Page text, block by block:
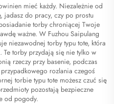
mieć każdy. Niezależnie od
jadasz do pracy, czy po prostu
torby chroniącej Twoje
ważne. W Fuzhou Saipulang
niezawodnej torby typu tote, która
torby przydają się nie tylko w
rzeczy przy basenie, podczas
rozlania czegoś
torbie typu tote możesz czuć się
pozostają bezpieczne
od pogody.